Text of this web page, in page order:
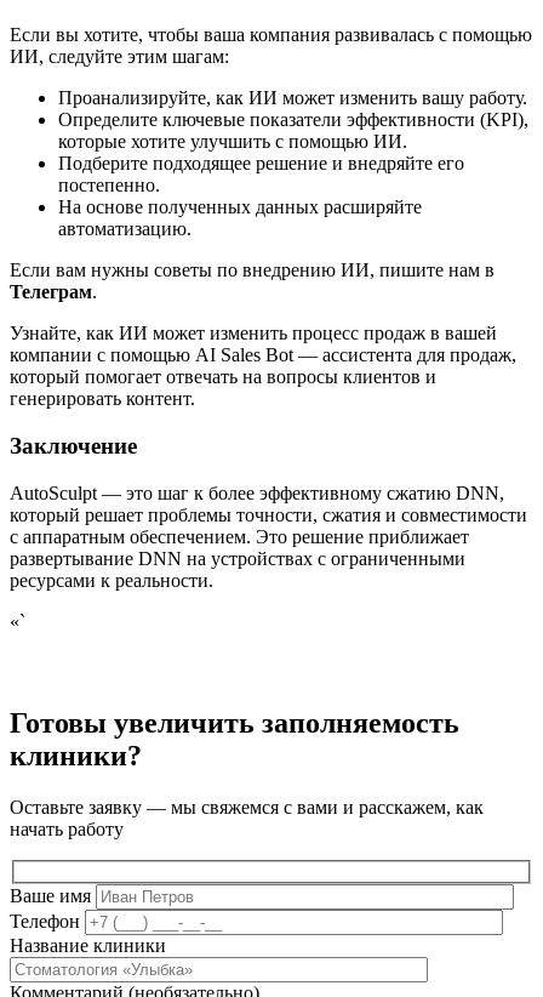
Если вы хотите, чтобы ваша компания развивалась с помощью
ИИ, следуйте этим шагам:
Проанализируйте, как ИИ может изменить вашу работу.
Определите ключевые показатели эффективности (KPI),
которые хотите улучшить с помощью ИИ.
Подберите подходящее решение и внедряйте его
постепенно.
На основе полученных данных расширяйте
автоматизацию.
Если вам нужны советы по внедрению ИИ, пишите нам в
Телеграм.
Узнайте, как ИИ может изменить процесс продаж в вашей
компании с помощью AI Sales Bot — ассистента для продаж,
который помогает отвечать на вопросы клиентов и
генерировать контент.
Заключение
AutoSculpt — это шаг к более эффективному сжатию DNN,
который решает проблемы точности, сжатия и совместимости
с аппаратным обеспечением. Это решение приближает
развертывание DNN на устройствах с ограниченными
ресурсами к реальности.
«`
Готовы увеличить заполняемость
клиники?
Оставьте заявку — мы свяжемся с вами и расскажем, как
начать работу
Ваше имя
Телефон
Название клиники
Комментарий (необязательно)